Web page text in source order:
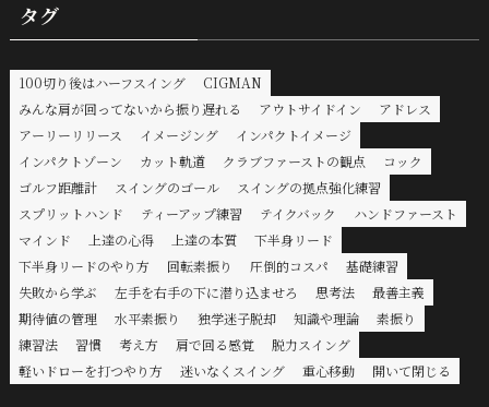
タグ
100切り後はハーフスイング
CIGMAN
みんな肩が回ってないから振り遅れる
アウトサイドイン
アドレス
アーリーリリース
イメージング
インパクトイメージ
インパクトゾーン
カット軌道 クラブファーストの観点
コック
ゴルフ距離計
スイングのゴール
スイングの拠点強化練習
スプリットハンド
ティーアップ練習 テイクバック
ハンドファースト
マインド
上達の心得 上達の本質
下半身リード
下半身リードのやり方
回転素振り 圧倒的コスパ
基礎練習
失敗から学ぶ
左手を右手の下に潜り込ませろ 思考法
最善主義
期待値の管理
水平素振り 独学迷子脱却 知識や理論
素振り
練習法
習慣 考え方 肩で回る感覚
脱力スイング
軽いドローを打つやり方
迷いなくスイング 重心移動 開いて閉じる